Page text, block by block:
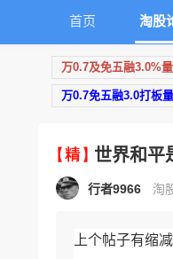
首页 淘股
万0.7及免五融3.0%
万0.7免五融3.0打板
世界和平
行者9966 淘
上个帖子有缩